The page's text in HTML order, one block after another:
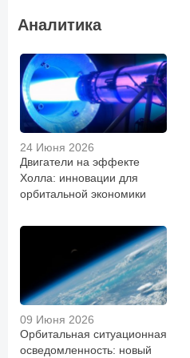
Аналитика
24 Июня 2026
Двигатели на эффекте
Холла: инновации для
орбитальной экономики
09 Июня 2026
Орбитальная ситуационная
осведомленность: новый